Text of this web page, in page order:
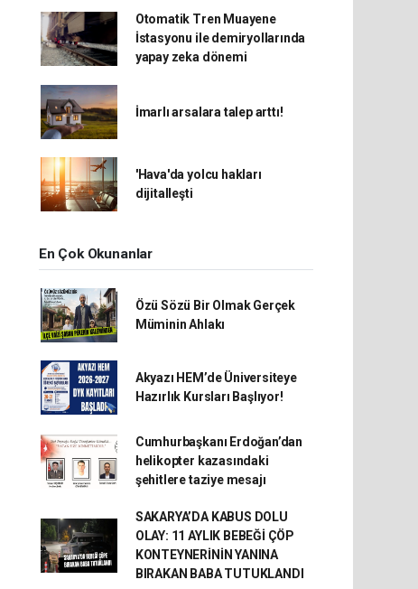
Otomatik Tren Muayene
İstasyonu ile demiryollarında
yapay zeka dönemi
İmarlı arsalara talep arttı!
'Hava'da yolcu hakları
dijitalleşti
En Çok Okunanlar
Özü Sözü Bir Olmak Gerçek
Müminin Ahlakı
Akyazı HEM’de Üniversiteye
Hazırlık Kursları Başlıyor!
Cumhurbaşkanı Erdoğan’dan
helikopter kazasındaki
şehitlere taziye mesajı
SAKARYA’DA KABUS DOLU
OLAY: 11 AYLIK BEBEĞİ ÇÖP
KONTEYNERİNİN YANINA
BIRAKAN BABA TUTUKLANDI